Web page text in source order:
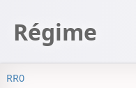
Régime
RR0